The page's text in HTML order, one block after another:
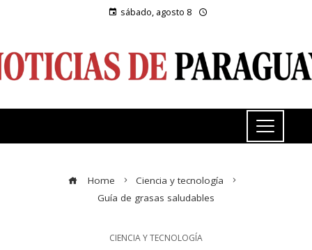
sábado, agosto 8
Home
Ciencia y tecnología
Guía de grasas saludables
CIENCIA Y TECNOLOGÍA